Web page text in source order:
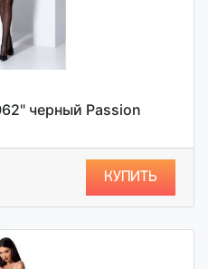
черный Passion
КУПИТЬ